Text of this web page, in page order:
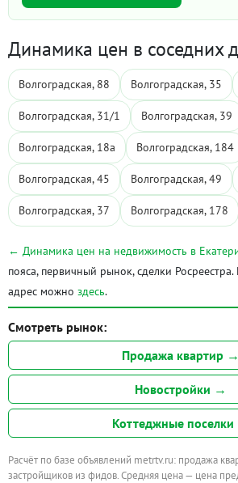
Динамика цен в соседних
Волгоградская, 88 Волгоградская, 35
Волгоградская, 31/1 Волгоградская, 39
Волгоградская, 18а Волгоградская, 184
Волгоградская, 45 Волгоградская, 49
Волгоградская, 37 Волгоградская, 178
← Динамика цен на недвижимость в
пояса, первичный рынок, сделки
адрес можно здесь.
Смотреть рынок:
Продажа квартир →
Новостройки →
Коттеджные
Расчёт по базе объявлений metrtv.ru: продажа
застройщиков из фидов. Средняя цена — цена